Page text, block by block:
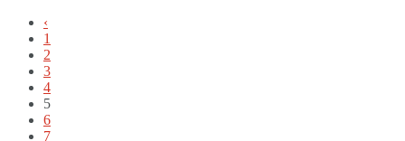
‹
1
2
3
4
5
6
7